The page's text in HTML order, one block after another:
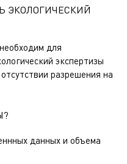
ЭКОЛОГИЧЕСКИЙ
для
экспертизы
разрешения на
данных и объема